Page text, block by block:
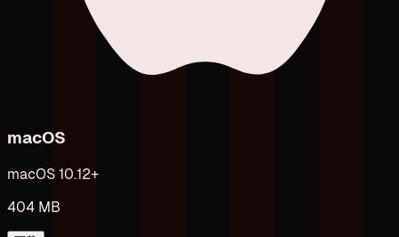
macOS
macOS 10.12+
404 MB